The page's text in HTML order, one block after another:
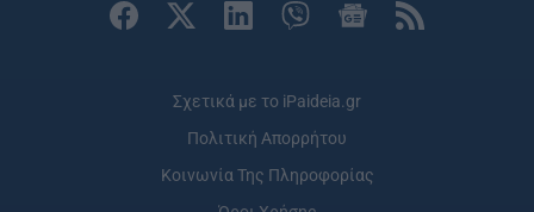
Σχετικά με το iPaideia.gr
Πολιτική Απορρήτου
Κοινωνία Της Πληροφορίας